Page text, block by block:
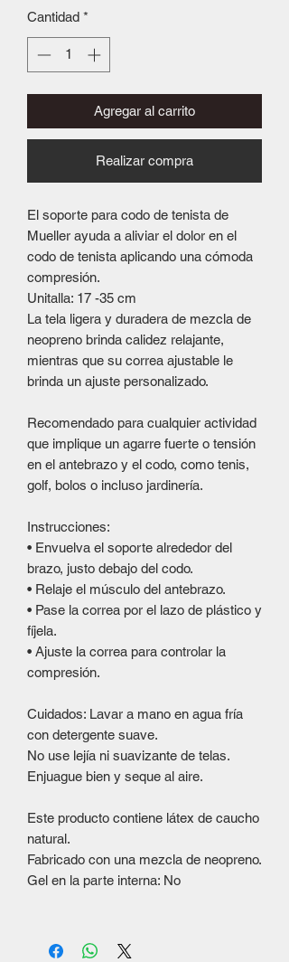
Cantidad *
Agregar al carrito
Realizar compra
El soporte para codo de tenista de
Mueller ayuda a aliviar el dolor en el
codo de tenista aplicando una cómoda
compresión.
Unitalla: 17 -35 cm
La tela ligera y duradera de mezcla de
neopreno brinda calidez relajante,
mientras que su correa ajustable le
brinda un ajuste personalizado.
Recomendado para cualquier actividad
que implique un agarre fuerte o tensión
en el antebrazo y el codo, como tenis,
golf, bolos o incluso jardinería.
Instrucciones:
• Envuelva el soporte alrededor del
brazo, justo debajo del codo.
• Relaje el músculo del antebrazo.
• Pase la correa por el lazo de plástico y
fíjela.
• Ajuste la correa para controlar la
compresión.
Cuidados: Lavar a mano en agua fría
con detergente suave.
No use lejía ni suavizante de telas.
Enjuague bien y seque al aire.
Este producto contiene látex de caucho
natural.
Fabricado con una mezcla de neopreno.
Gel en la parte interna: No